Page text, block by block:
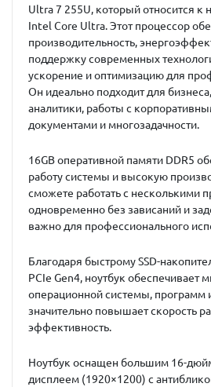
Ultra 7 255U, который относится
Intel Core Ultra. Этот процессор
производительность,
поддержку современных
ускорение и оптимизацию для
Он идеально подходит для
аналитики, работы с
документами и многозадачности.
16GB оперативной памяти DDR5
работу системы и высокую
сможете работать с несколькими
одновременно без зависаний и
важно для профессионального
Благодаря быстромуSSD-
PCIe Gen4, ноутбук обеспечивает
операционной системы, программ
значительно повышает скорость
эффективность.
Ноутбук оснащен большим 16-
дисплеем (1920×1200) с